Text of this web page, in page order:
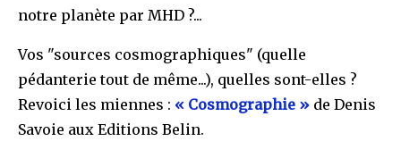
notre planète par MHD ?...
Vos "sources cosmographiques" (quelle
pédanterie tout de même...), quelles sont-elles ?
Revoici les miennes : « Cosmographie » de Denis
Savoie aux Editions Belin.